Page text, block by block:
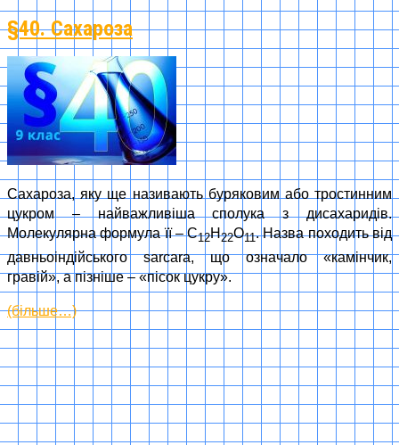
§40. Сахароза
Сахароза, яку ще називають буряковим або тростинним
цукром – найважливіша сполука з дисахаридів.
Молекулярна формула її – С12Н22О11. Назва походить від
давньоіндійського sarcara, що означало «камінчик,
гравій», а пізніше – «пісок цукру».
(більше…)